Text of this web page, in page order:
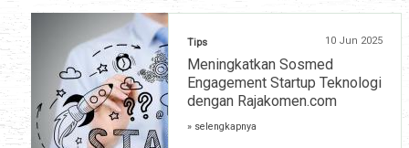
Tips 10 Jun 2025
Meningkatkan Sosmed
Engagement Startup Teknologi
dengan Rajakomen.com
» selengkapnya